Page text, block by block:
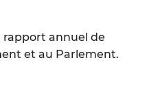
rapport annuel de
et au Parlement.